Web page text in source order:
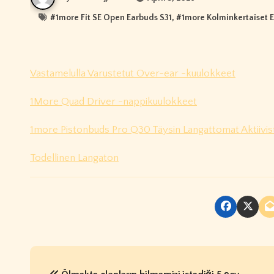
#1more Fit SE Open Earbuds S31, #1more Kolminkertaiset
Vastamelulla Varustetut Over-ear -kuulokkeet
1More Quad Driver -nappikuulokkeet
1more Pistonbuds Pro Q30 Täysin Langattomat
Todellinen Langaton
P